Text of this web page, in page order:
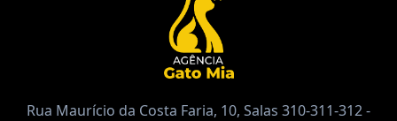
Rua Maurício da Costa Faria, 10, Salas 310-311-312 -